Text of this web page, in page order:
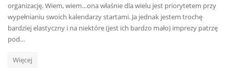
organizację. Wiem, wiem…ona właśnie dla wielu jest priorytetem przy
wypełnianiu swoich kalendarzy startami. Ja jednak jestem trochę
bardziej elastyczny i na niektóre (jest ich bardzo mało) imprezy patrzę
pod…
Więcej